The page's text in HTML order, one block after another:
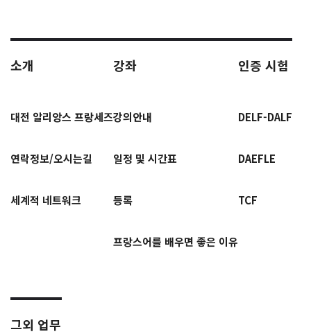
소개
대전 알리앙스 프랑세즈
연락정보/오시는길
세계적 네트워크
강좌
강의안내
일정 및 시간표
등록
프랑스어를 배우면 좋은 이유
인증 시험
DELF-DALF
DAEFLE
TCF
그외 업무